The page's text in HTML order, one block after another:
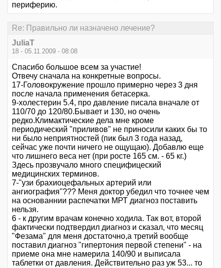
периферию.
Re: Правильно ли назначено лечение?
JuliaT
18 - 05.11.2009 - 08:08
Спасибо большое всем за участие!
Отвечу сначала на конкретные вопросы.
17-Головокружение прошло примерно через 3 дня
после начала применения бетасерка.
9-холестерин 5.4, про давление писала вначале от
110/70 до 120/80.Бывает и 130, но очень
редко.Климактические дела мне кроме
периодический "приливов" не приносили каких бы то
ни было неприятностей (пик был 3 года назад,
сейчас уже почти ничего не ощущаю). Добавлю еще
что лишнего веса нет (при росте 165 см. - 65 кг.)
Здесь прозвучало много специфицеский
медицинских терминов.
7-"узи брахиоцефальных артерий или
ангиография"??? Меня доктор убедил что точнее чем
на основаннии распечатки МРТ диагноз поставить
нельзя.
6 - к другим врачам конечно ходила. Так вот, второй
фактически подтвердил диагноз и сказал, что месяц
"Фезама" для меня достаточно,а третий вообще
поставил диагноз "гипертония первой степени" - на
приеме она мне намерила 140/90 и выписала
таблетки от давления. Действительно раз уж 53... то